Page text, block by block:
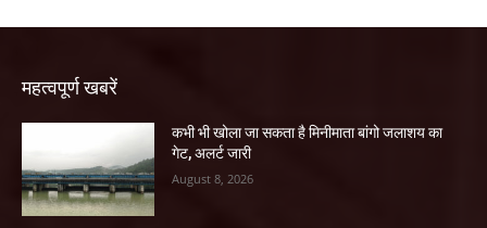
महत्वपूर्ण खबरें
कभी भी खोला जा सकता है मिनीमाता बांगो जलाशय का
गेट, अलर्ट जारी
August 8, 2026